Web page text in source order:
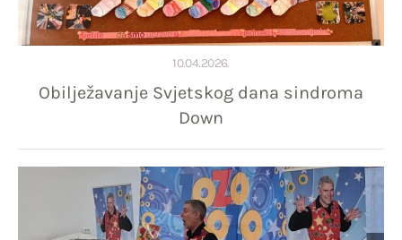
10.04.2026.
Obilježavanje Svjetskog dana sindroma
Down